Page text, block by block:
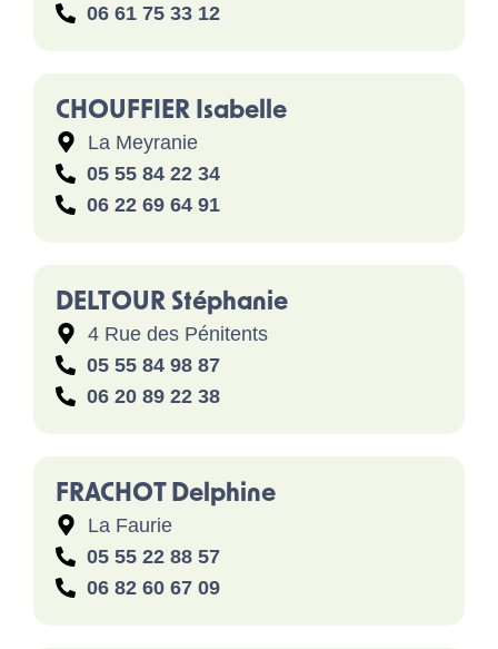
06 61 75 33 12
CHOUFFIER Isabelle
La Meyranie
05 55 84 22 34
06 22 69 64 91
DELTOUR Stéphanie
4 Rue des Pénitents
05 55 84 98 87
06 20 89 22 38
FRACHOT Delphine
La Faurie
05 55 22 88 57
06 82 60 67 09